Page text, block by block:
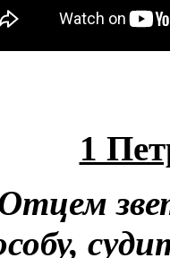
1